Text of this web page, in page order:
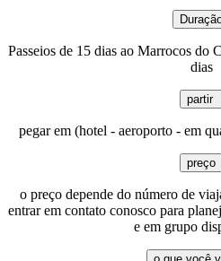
Passeios de 15 dias ao Marrocos do
dias
pegar em (hotel - aeroporto - em
o preço depende do número de
entrar em contato conosco para
e em grupo